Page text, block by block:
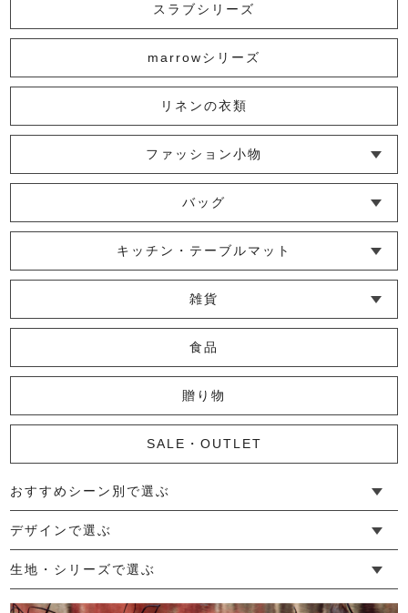
7,040円 (税込)
かやジャケット
8,800円 (税込)
スラブコクーンハオリ
16,500円 (税込)
からみ織羽織り 石板
18,700円
かやカーディガン
スラブシリーズ
marrowシリーズ
リネンの衣類
ファッション小物
└ ショール・ストール
└ マスク
└ 靴下・アームカバー
バッグ
└ ポシェット・ショルダーバッグ
└ トートバッグ
└ 巾着バッグ
キッチン・テーブルマット
└ 蚊帳のふきん
└ かっぽう着・エプロン
└ その他キッチン小物
└ コースター
└ ランチョンマット・プレースマット
└ テーブルランナー・テーブルセンター
雑貨
└ その他小物
└ タオル・ハンカチ
└ ポーチ
└ インテリア
食品
贈り物
SALE・OUTLET
おすすめシーン別で選ぶ
└ 新生活
└ 和装
└ 旅行
└ 快眠
└ お祝い
デザインで選ぶ
└ ゆったりデザイン
└ 小柄さんにおすすめデザイン
└ 袖付きデザイン
└ メンズ・ユニセックスデザイン
└ 暮らしの黒色特集
生地・シリーズで選ぶ
└ 手紬手織り麻
└ 先染め麻
└ からみ織
└ グレーズリネン
└ 綿麻帆布
└ リネンツイード
└ リネンハンプ
└ ざっくり麻
└ オーガニックの蚊帳
└ かやキノミシリーズ
└ ふちどりシリーズ
└ 花紋シリーズ
└ 小紋シリーズ
└ 華わびシリーズ
└ 波ステッチシリーズ
└ あゆみ鹿シリーズ
└ 森の鹿シリーズ
└ まほろばシリーズ
└ 刺し子渦シリーズ
└ 革の水玉シリーズ
└ 新ビオシリーズ